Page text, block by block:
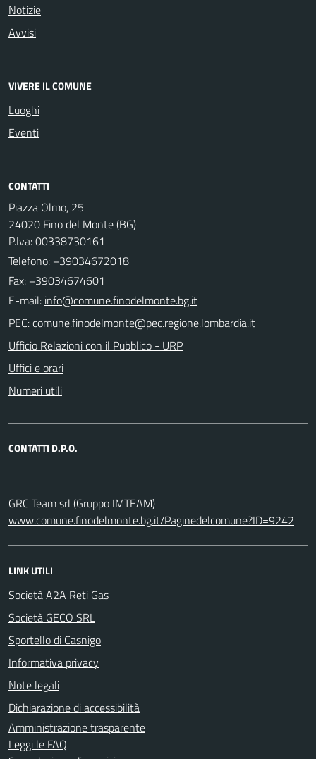
Notizie
Avvisi
VIVERE IL COMUNE
Luoghi
Eventi
CONTATTI
Piazza Olmo, 25
24020 Fino del Monte (BG)
P.Iva: 00338730161
Telefono: +39034672018
Fax: +39034674601
E-mail:
PEC:
Ufficio Relazioni con il Pubblico - URP
Uffici e orari
Numeri utili
CONTATTI D.P.O.
GRC Team srl (Gruppo IMTEAM)
www.comune.finodelmonte.bg.it/Paginedelcomune?ID=9242
LINK UTILI
Società A2A Reti Gas
Società GECO SRL
Sportello di Casnigo
Informativa privacy
Note legali
Dichiarazione di accessibilità
Amministrazione trasparente
Leggi le FAQ